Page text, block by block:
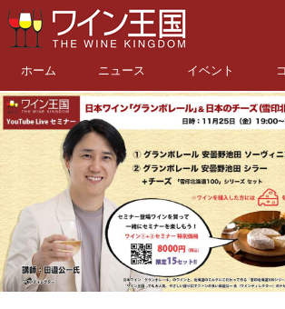
ホーム ニュース イベント